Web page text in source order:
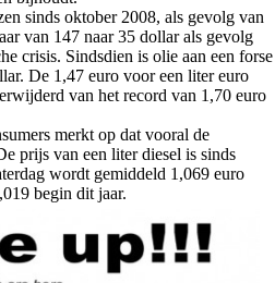
sinds oktober 2008, als gevolg van
van 147 naar 35 dollar als gevolg
crisis. Sindsdien is olie aan een forse
De 1,47 euro voor een liter euro
van het record van 1,70 euro
merkt op dat vooral de
prijs van een liter diesel is sinds
wordt gemiddeld 1,069 euro
begin dit jaar.